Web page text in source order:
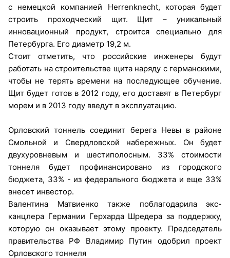
с немецкой компанией Herrenknecht, которая будет
строить проходческий щит. Щит – уникальный
инновационный продукт, строится специально для
Петербурга. Его диаметр 19,2 м.
Стоит отметить, что российские инженеры будут
работать на строительстве щита наряду с германскими,
чтобы не терять времени на последующее обучение.
Щит будет готов в 2012 году, его доставят в Петербург
морем и в 2013 году введут в эксплуатацию.
Орловский тоннель соединит берега Невы в районе
Смольной и Свердловской набережных. Он будет
двухуровневым и шестиполосным. 33% стоимости
тоннеля будет профинансировано из городского
бюджета, 33% - из федерального бюджета и еще 33%
внесет инвестор.
Валентина Матвиенко также поблагодарила экс-
канцлера Германии Герхарда Шредера за поддержку,
которую он оказывает этому проекту. Председатель
правительства РФ Владимир Путин одобрил проект
Орловского тоннеля